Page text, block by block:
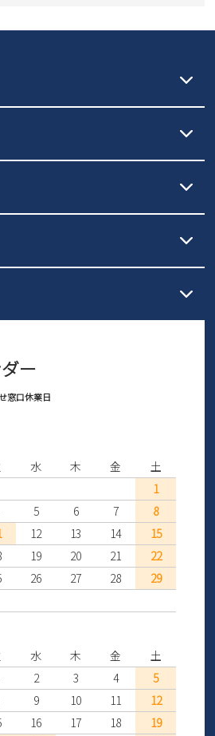
代金引換のご利用が可能です。
円
げで送料無料
はご利用ガイドを
！
いただけるよう、サイズ交換の受付期
休業日となります。
ー
窓口休業日
水 木 金
土
1
5 6 7
8
12 13 14
15
19 20 21
22
26 27 28
29
水 木 金
土
2 3 4
5
9 10 11
12
16 17 18
19